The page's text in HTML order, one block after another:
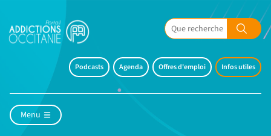
Podcasts Agenda Offres d'emploi Infos utiles
Menu